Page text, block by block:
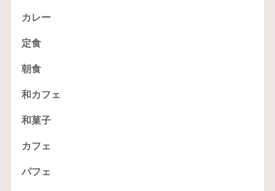
カレー
定食
朝食
和カフェ
和菓子
カフェ
パフェ